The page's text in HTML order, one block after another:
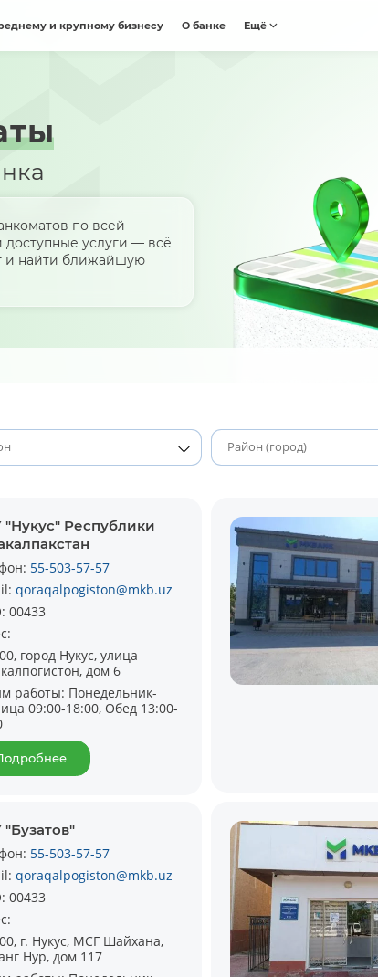
и крупному бизнесу О банке Ещё
по всей
доступные услуги — всё
и найти ближайшую
Республики
55-503-57-57
qoraqalpogiston@mkb.uz
00433
город Нукус, улица
дом 6
работы: Понедельник-
09:00-18:00, Обед 13:00-
55-503-57-57
qoraqalpogiston@mkb.uz
00433
г. Нукус, МСГ Шайхана,
Нур, дом 117